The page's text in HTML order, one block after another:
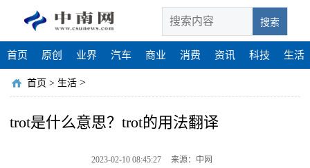
搜索
首页 原创 业界 汽车 商业 消费 资讯 科技 生活
首页 > 生活 >
trot是什么意思？trot的用法翻译
2023-02-10 08:45:27 来源：中网